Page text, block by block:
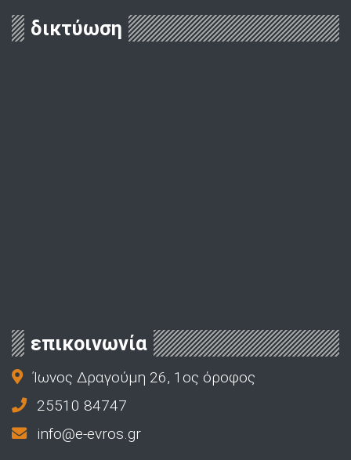
δικτύωση
επικοινωνία
Ίωνος Δραγούμη 26, 1ος όροφος
25510 84747
info@e-evros.gr